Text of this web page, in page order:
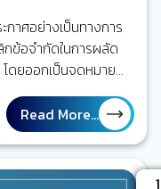
าศอย่างเป็นทางการ
กข้อจำกัดในการผลัด
ดยออกเป็นจดหมาย
ให้เหล่าประเทศสมาชิก
บใช้และเผยแพร่ต่อ ๆ กัน
เพื่อความปลอดภัยเกี่ยว
กร สมาคม และตัวแทน
คุยกันยาวนานอยู่พอ
Read More...